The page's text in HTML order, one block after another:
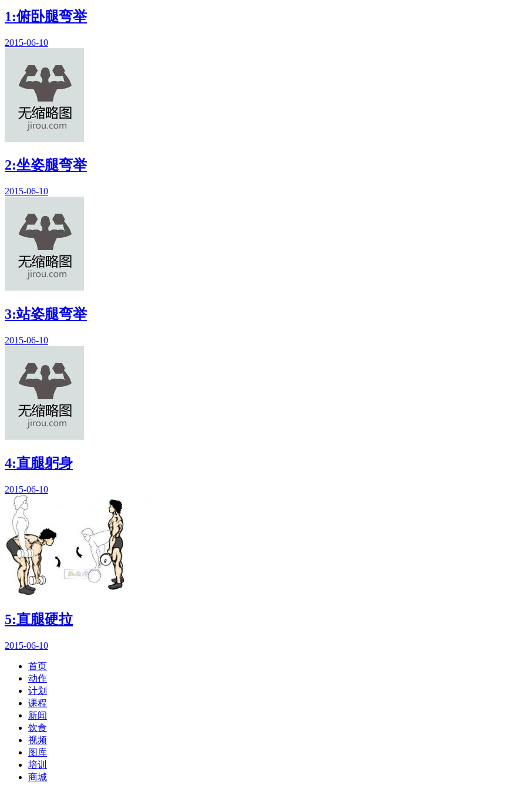
1:俯卧腿弯举
2015-06-10
2:坐姿腿弯举
2015-06-10
3:站姿腿弯举
2015-06-10
4:直腿躬身
2015-06-10
5:直腿硬拉
2015-06-10
首页
动作
计划
课程
新闻
饮食
视频
图库
培训
商城